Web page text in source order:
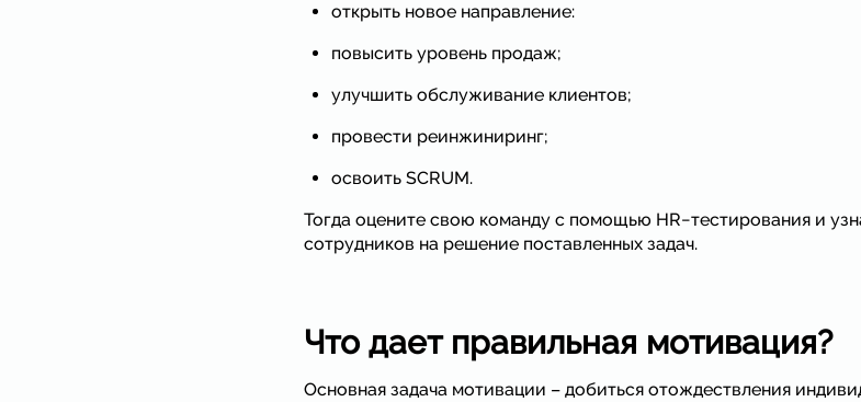
открыть новое направление:
повысить уровень продаж;
улучшить обслуживание клиентов;
провести реинжиниринг;
освоить SCRUM.
Тогда оцените свою команду с помощью HR−тестирования и
сотрудников на решение поставленных задач.
Что дает правильная мотивация?
Основная задача мотивации – добиться отождествления